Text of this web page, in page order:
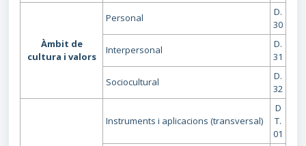
Àmbit de
cultura i valors
Personal
D.
30
Interpersonal
D.
31
Sociocultural
D.
32
Instruments i aplicacions (transversal)
D
T.
01